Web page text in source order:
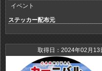
イベント
ステッカー配布元
取得日：2024年02月13